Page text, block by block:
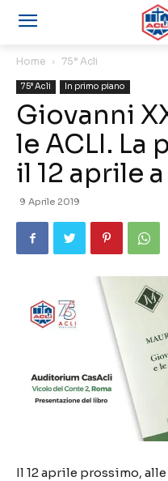
Home 75° Acli
75° Acli In primo piano
Giovanni
le ACLI. La
il 12 aprile
9 Aprile 2019
Il 12 aprile prossimo,